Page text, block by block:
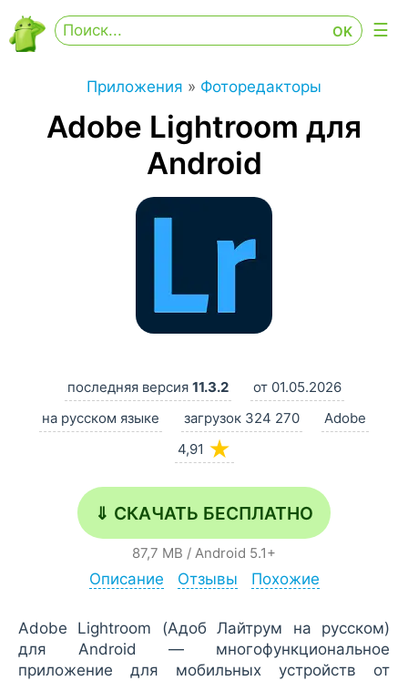
Приложения » Фоторедакторы
Adobe Lightroom для
Android
последняя версия 11.3.2
от 01.05.2026
на русском языке
загрузок 324 270
Adobe
4,91 ★
⇓ СКАЧАТЬ БЕСПЛАТНО
87,7 MB / Android 5.1+
Описание Отзывы Похожие
Adobe Lightroom (Адоб Лайтрум на русском)
для Android — многофункциональное
приложение для мобильных устройств от